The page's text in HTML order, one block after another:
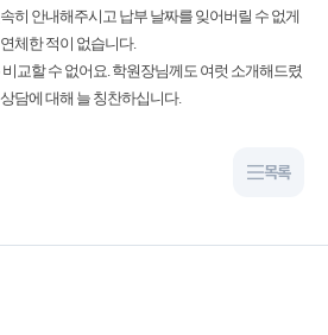
히 안내해주시고 납부 날짜를 잊어버릴 수 없게
체한 적이 없습니다.
교할 수 없어요.학원장님께도 여럿 소개해드렸
담에 대해 늘 칭찬하십니다.
목록